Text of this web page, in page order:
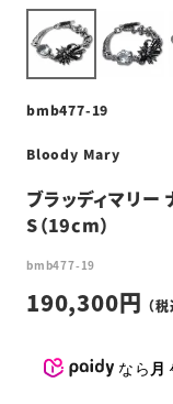
bmb477-19
Bloody Mary
ブラッディマリー
S（19cm）
bmb477-19
190,300
なら 月